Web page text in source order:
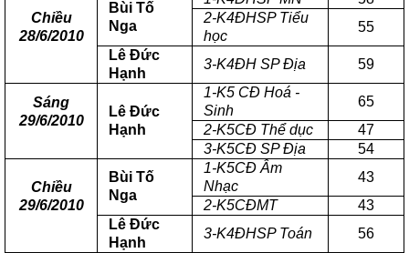
Chiều
28/6/2010
Bùi Tố
Nga
2-K4ĐHSP Tiểu
học
55
Lê Đức
Hạnh
3-K4ĐH SP Địa 59
Sáng
29/6/2010
Lê Đức
Hạnh
1-K5 CĐ Hoá -
Sinh
65
2-K5CĐ Thể dục
47
3-K5CĐ SP Địa
54
Chiều
29/6/2010
Bùi Tố
Nga
1-K5CĐ Âm
Nhạc
43
2-K5CĐMT
43
Lê Đức
Hạnh
3-K4ĐHSP Toán 56